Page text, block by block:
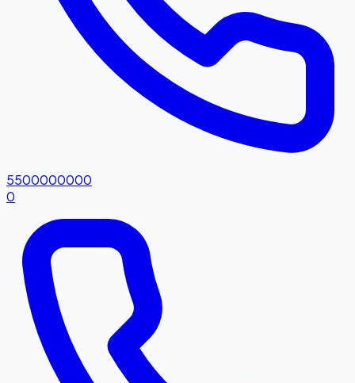
5500000000
0